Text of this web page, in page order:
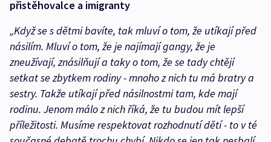
přistěhovalce a imigranty
„Když se s dětmi bavíte, tak mluví o tom, že utíkají před
násilím. Mluví o tom, že je najímají gangy, že je
zneužívají, znásilňují a taky o tom, že se tady chtějí
setkat se zbytkem rodiny - mnoho z nich tu má bratry a
sestry. Takže utíkají před násilnostmi tam, kde mají
rodinu. Jenom málo z nich říká, že tu budou mít lepší
příležitosti. Musíme respektovat rozhodnutí dětí - to v té